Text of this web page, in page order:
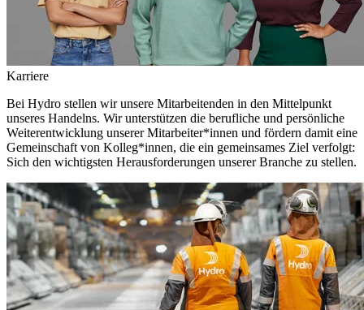
Karriere
Bei Hydro stellen wir unsere Mitarbeitenden in den Mittelpunkt
unseres Handelns. Wir unterstützen die berufliche und persönliche
Weiterentwicklung unserer Mitarbeiter*innen und fördern damit eine
Gemeinschaft von Kolleg*innen, die ein gemeinsames Ziel verfolgt:
Sich den wichtigsten Herausforderungen unserer Branche zu stellen.